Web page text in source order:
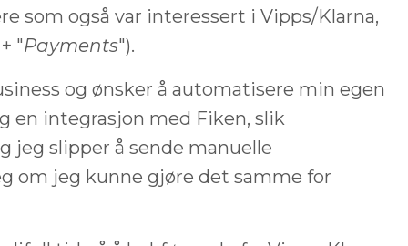
som også var interessert i Vipps/Klarna,
"Payments").
og ønsker å automatisere min egen
en integrasjon med Fiken, slik
jeg slipper å sende manuelle
om jeg kunne gjøre det samme for